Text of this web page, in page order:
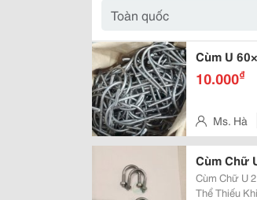
Cùm U
10.000₫
Ms. Hà
Cùm Chữ
Cùm Chữ U 21 (6Mm) Inox 304
Thể Thiếu